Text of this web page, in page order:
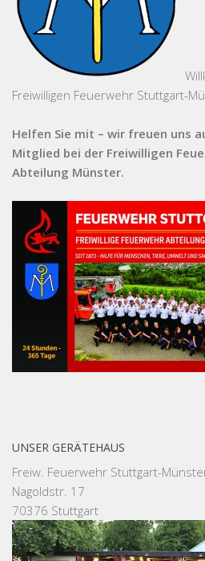
Freiwilligen Feuerwehr Stuttgart-
Helfen Sie mit – wir freuen uns
Mitglied bei der Freiwilligen
Abteilung Münster.
UNSER GERÄTEHAUS
Freiw. Feuerwehr Stuttgart-
Nagoldstr. 17
70376 Stuttgart